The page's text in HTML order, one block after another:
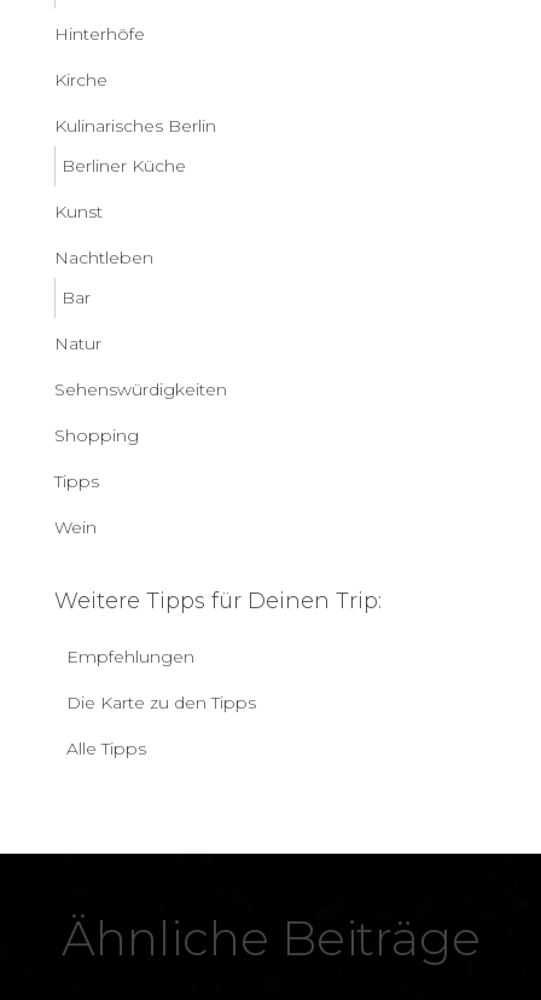
Hinterhöfe
Kirche
Kulinarisches Berlin
Berliner Küche
Kunst
Nachtleben
Bar
Natur
Sehenswürdigkeiten
Shopping
Tipps
Wein
Weitere Tipps für Deinen Trip:
Empfehlungen
Die Karte zu den Tipps
Alle Tipps
Ähnliche Beiträge